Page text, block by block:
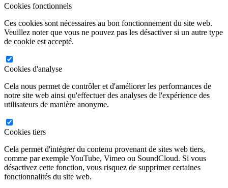
Cookies fonctionnels
Ces cookies sont nécessaires au bon fonctionnement du site web.
Veuillez noter que vous ne pouvez pas les désactiver si un autre type
de cookie est accepté.
Cookies d'analyse
Cela nous permet de contrôler et d'améliorer les performances de
notre site web ainsi qu'effectuer des analyses de l'expérience des
utilisateurs de manière anonyme.
Cookies tiers
Cela permet d'intégrer du contenu provenant de sites web tiers,
comme par exemple YouTube, Vimeo ou SoundCloud. Si vous
désactivez cette fonction, vous risquez de supprimer certaines
fonctionnalités du site web.